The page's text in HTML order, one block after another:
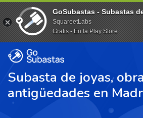
Subasta de joyas,
antigüedades en
GoSubastas - Subastas
SquareetLabs
Gratis - En la Play Store